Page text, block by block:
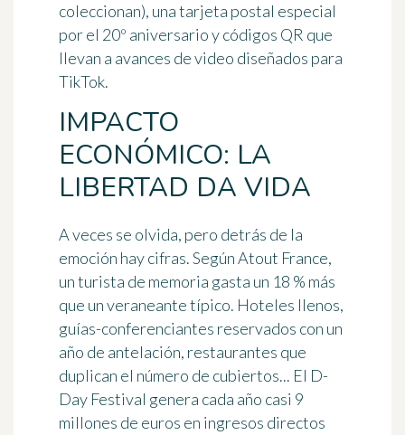
coleccionan), una tarjeta postal especial
por el 20º aniversario y códigos QR que
llevan a avances de video diseñados para
TikTok.
IMPACTO
ECONÓMICO: LA
LIBERTAD DA VIDA
A veces se olvida, pero detrás de la
emoción hay cifras. Según Atout France,
un turista de memoria gasta un 18 % más
que un veraneante típico. Hoteles llenos,
guías-conferenciantes reservados con un
año de antelación, restaurantes que
duplican el número de cubiertos... El D-
Day Festival genera cada año casi 9
millones de euros en ingresos directos